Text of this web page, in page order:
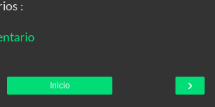
:
›
Inicio